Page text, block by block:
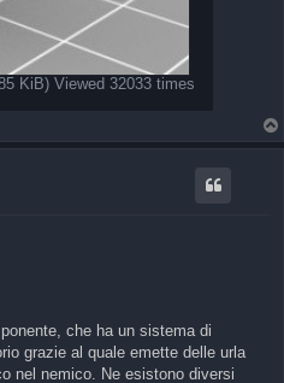
KiB) Viewed 32033 times
che ha un sistema di
grazie al quale emette delle urla
nel nemico. Ne esistono diversi